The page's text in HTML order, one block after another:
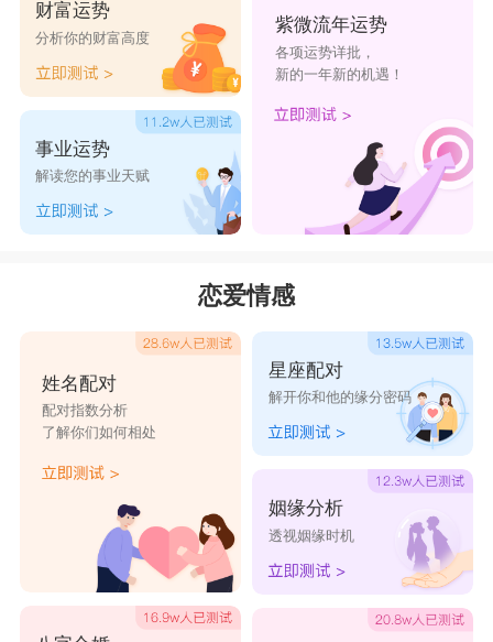
财富运势
分析你的财富高度
事业运势
解读您的事业天赋
紫微流年运势
各项运势详批，
新的一年新的机遇！
恋爱情感
姓名配对
配对指数分析
了解你们如何相处
星座配对
解开你和他的缘分密码
姻缘分析
透视姻缘时机